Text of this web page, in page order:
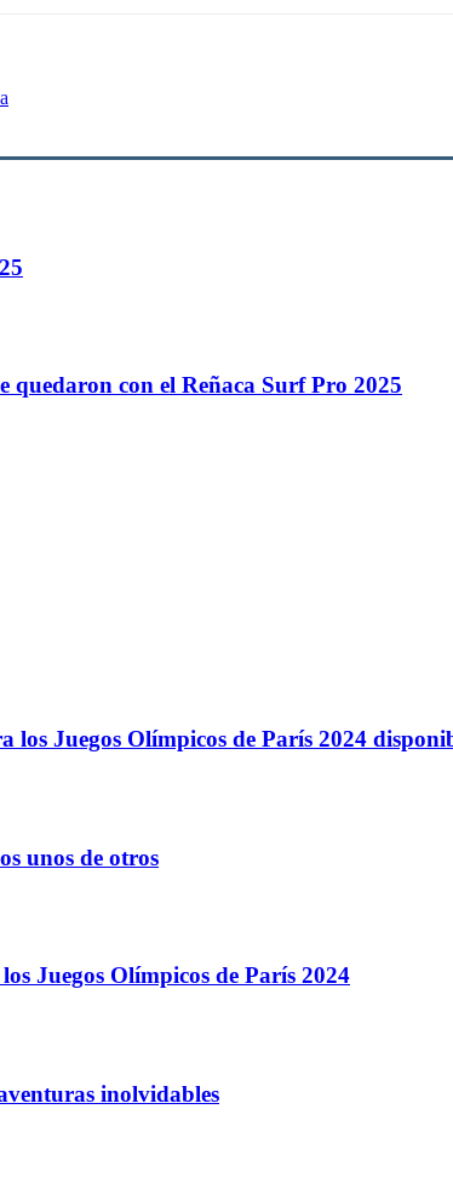
quedaron con el Reñaca Surf Pro 2025
Juegos Olímpicos de París 2024
unos de otros
Juegos Olímpicos de París 2024
inolvidables